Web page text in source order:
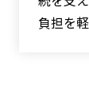
負担を